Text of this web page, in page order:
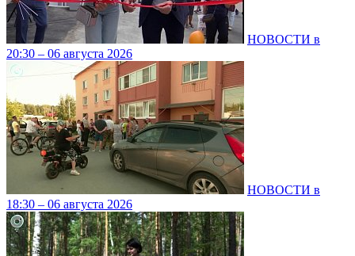
НОВОСТИ в
20:30 – 06 августа 2026
НОВОСТИ в
18:30 – 06 августа 2026